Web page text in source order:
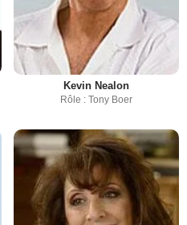
Kevin Nealon
Rôle : Tony Boer